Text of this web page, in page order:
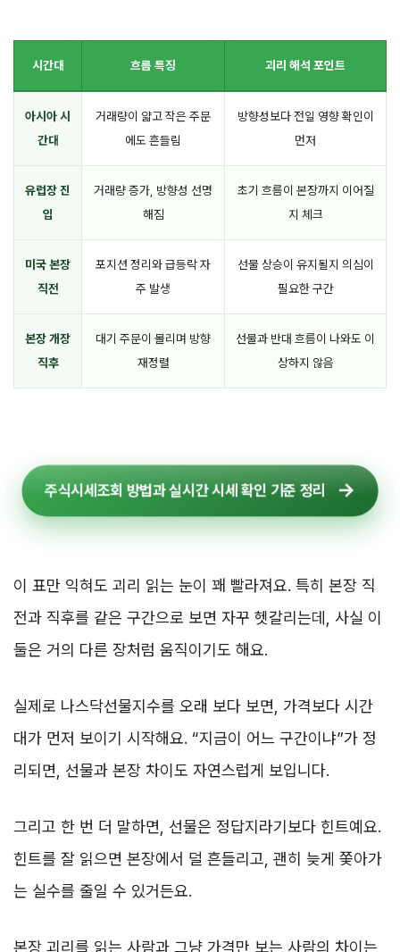
시간대 흐름 특징 괴리 해석 포인트
아시아 시
간대
거래량이 얇고 작은 주문
에도 흔들림
방향성보다 전일 영향 확인이
먼저
유럽장 진
입
거래량 증가, 방향성 선명
해짐
초기 흐름이 본장까지 이어질
지 체크
미국 본장
직전
포지션 정리와 급등락 자
주 발생
선물 상승이 유지될지 의심이
필요한 구간
본장 개장
직후
대기 주문이 몰리며 방향
재정렬
선물과 반대 흐름이 나와도 이
상하지 않음
주식시세조회 방법과 실시간 시세 확인 기준 정리
이 표만 익혀도 괴리 읽는 눈이 꽤 빨라져요. 특히 본장 직
전과 직후를 같은 구간으로 보면 자꾸 헷갈리는데, 사실 이
둘은 거의 다른 장처럼 움직이기도 해요.
실제로 나스닥선물지수를 오래 보다 보면, 가격보다 시간
대가 먼저 보이기 시작해요. “지금이 어느 구간이냐”가 정
리되면, 선물과 본장 차이도 자연스럽게 보입니다.
그리고 한 번 더 말하면, 선물은 정답지라기보다 힌트예요.
힌트를 잘 읽으면 본장에서 덜 흔들리고, 괜히 늦게 쫓아가
는 실수를 줄일 수 있거든요.
본장 괴리를 읽는 사람과 그냥 가격만 보는 사람의 차이는